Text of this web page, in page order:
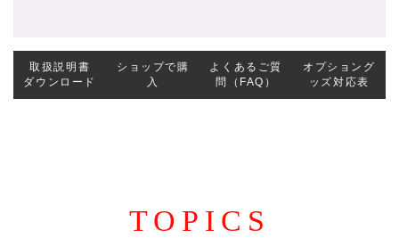
取扱説明書
ダウンロード
ショップで購
入
よくあるご質
問（FAQ）
オプショング
ッズ対応表
TOPICS